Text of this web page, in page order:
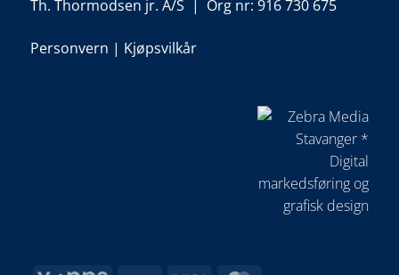
Th. Thormodsen jr. A/S | Org nr: 916 730 675
Personvern | Kjøpsvilkår